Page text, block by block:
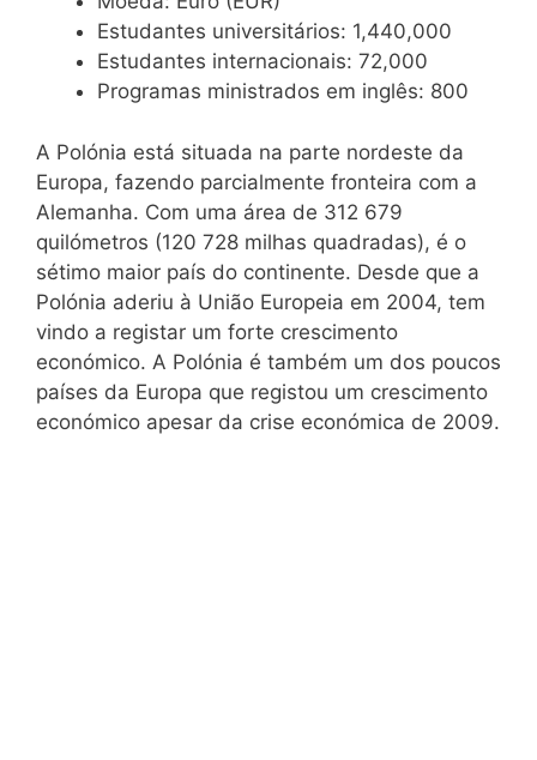
Estudantes universitários: 1,440,000
Estudantes internacionais: 72,000
Programas ministrados em inglês: 800
A Polónia está situada na parte nordeste da
Europa, fazendo parcialmente fronteira com a
Alemanha. Com uma área de 312 679
quilómetros (120 728 milhas quadradas), é o
sétimo maior país do continente. Desde que a
Polónia aderiu à União Europeia em 2004, tem
vindo a registar um forte crescimento
económico. A Polónia é também um dos poucos
países da Europa que registou um crescimento
económico apesar da crise económica de 2009.